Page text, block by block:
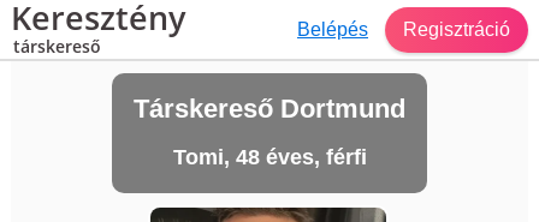
Keresztény
társkereső
Belépés Regisztráció
Társkereső Dortmund
Tomi, 48 éves, férfi